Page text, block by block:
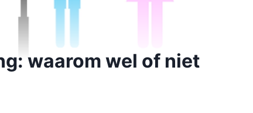
waarom wel of niet